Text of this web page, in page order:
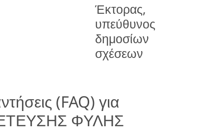
Έκτορας,
υπεύθυνος
δημοσίων
σχέσεων
(FAQ) για
ΦΥΛΗΣ